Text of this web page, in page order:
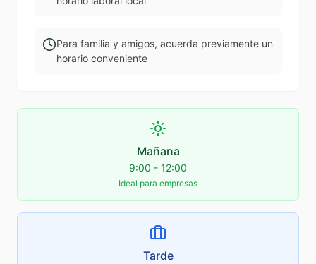
Para familia y amigos, acuerda previamente un
horario conveniente
Mañana
9:00 - 12:00
Ideal para empresas
Tarde